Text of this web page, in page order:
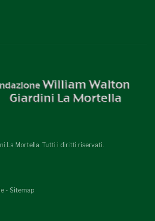
La Mortella. Tutti i diritti riservati.
- Sitemap